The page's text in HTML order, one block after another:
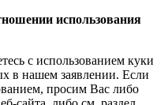
использования
с использованием куки
в нашем заявлении. Если
просим Вас либо